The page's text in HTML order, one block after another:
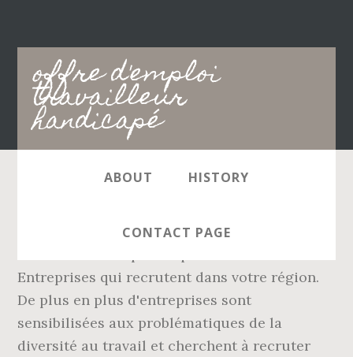
offre d'emploi
travailleur
handicapé
Main
navigation
ABOUT HISTORY
CONTACT PAGE
recherche. Découvrez 500 000+ offres des
Entreprises qui recrutent dans votre région.
De plus en plus d'entreprises sont
sensibilisées aux problématiques de la
diversité au travail et cherchent à recruter